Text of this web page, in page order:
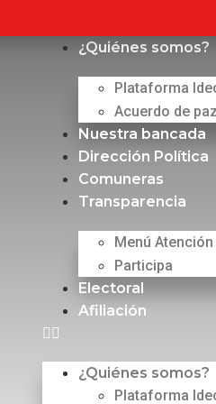
¿Quiénes somos?
Plataforma
Acuerdo de paz
Nuestra bancada
Dirección Política
Comuneras
Transparencia
Menú Atención
Participa
Electoral
Afiliación
¿Quiénes somos?
Plataforma